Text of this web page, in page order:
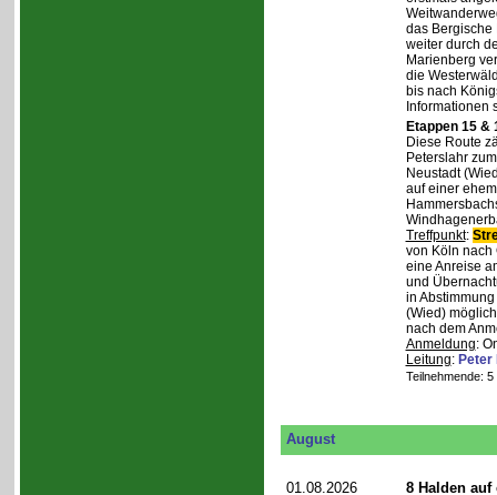
das Bergische
weiter durch
Marienberg
die
bis nach
Informationen
Etappen 15 &
Diese Route
Peterslahr
Neustadt
auf einer
Treffpunkt:
von Köln nach
eine Anreise
und
in
(Wied)
nach dem
Anmeldung:
Leitung: Peter
Teilnehmende:
August
01.08.2026 8 Halden